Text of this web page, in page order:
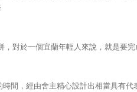
對於一個宜蘭年輕人來說，就是要完
間，經由舍主精心設計出相當具有代